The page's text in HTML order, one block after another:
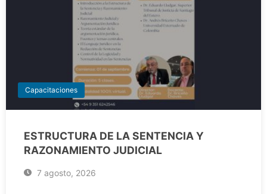
Capacitaciones
ESTRUCTURA DE LA SENTENCIA Y
RAZONAMIENTO JUDICIAL
7 agosto, 2026